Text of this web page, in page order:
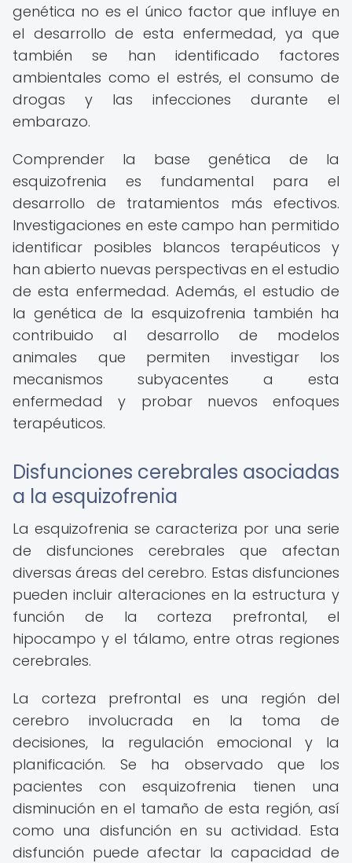
genética no es el único factor que influye en
el desarrollo de esta enfermedad, ya que
también se han identificado factores
ambientales como el estrés, el consumo de
drogas y las infecciones durante el
embarazo.
Comprender la base genética de la
esquizofrenia es fundamental para el
desarrollo de tratamientos más efectivos.
Investigaciones en este campo han permitido
identificar posibles blancos terapéuticos y
han abierto nuevas perspectivas en el estudio
de esta enfermedad. Además, el estudio de
la genética de la esquizofrenia también ha
contribuido al desarrollo de modelos
animales que permiten investigar los
mecanismos subyacentes a esta
enfermedad y probar nuevos enfoques
terapéuticos.
Disfunciones cerebrales asociadas
a la esquizofrenia
La esquizofrenia se caracteriza por una serie
de disfunciones cerebrales que afectan
diversas áreas del cerebro. Estas disfunciones
pueden incluir alteraciones en la estructura y
función de la corteza prefrontal, el
hipocampo y el tálamo, entre otras regiones
cerebrales.
La corteza prefrontal es una región del
cerebro involucrada en la toma de
decisiones, la regulación emocional y la
planificación. Se ha observado que los
pacientes con esquizofrenia tienen una
disminución en el tamaño de esta región, así
como una disfunción en su actividad. Esta
disfunción puede afectar la capacidad de